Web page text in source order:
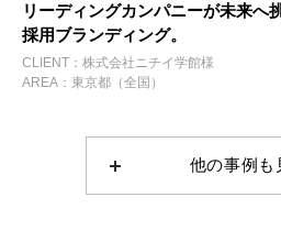
リーディングカンパニーが未来へ挑
採用ブランディング。
CLIENT：株式会社ニチイ学館様
AREA：東京都（全国）
他の事例も